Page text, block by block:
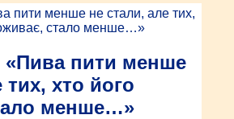
«Пива пити менше
тих, хто його
менше…»